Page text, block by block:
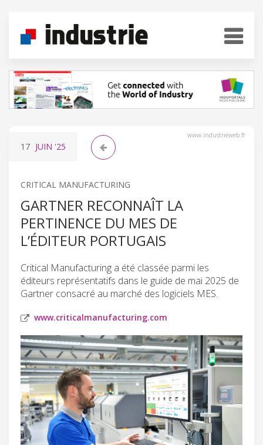
www.industrieweb.fr
17 JUIN '25
CRITICAL MANUFACTURING
GARTNER RECONNAÎT LA
PERTINENCE DU MES DE
L’ÉDITEUR PORTUGAIS
Critical Manufacturing a été classée parmi les
éditeurs représentatifs dans le guide de mai 2025 de
Gartner consacré au marché des logiciels MES.
www.criticalmanufacturing.com